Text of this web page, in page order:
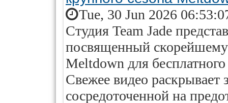
Tue, 30 Jun 2026
Студия Team Jade
посвященный скорейшему
Meltdown для
Свежее видео
сосредоточенной на